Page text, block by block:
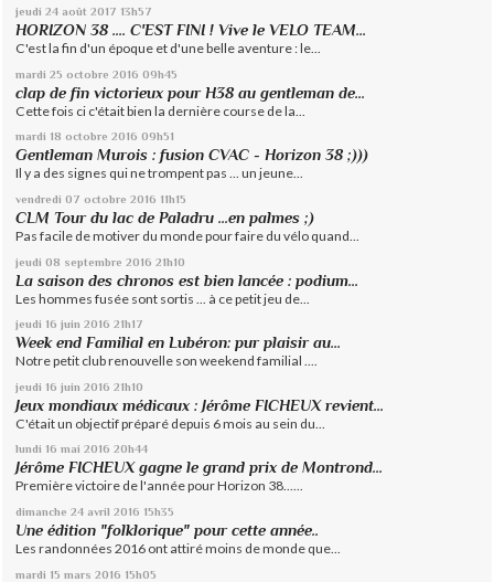
jeudi 24 août 2017 13h57
HORIZON 38 .... C'EST FINI ! Vive le VELO TEAM...
C'est la fin d'un époque et d'une belle aventure : le...
mardi 25 octobre 2016 09h45
clap de fin victorieux pour H38 au gentleman de...
Cette fois ci c'était bien la dernière course de la...
mardi 18 octobre 2016 09h51
Gentleman Murois : fusion CVAC - Horizon 38 ;)))
Il y a des signes qui ne trompent pas ... un jeune...
vendredi 07 octobre 2016 11h15
CLM Tour du lac de Paladru ...en palmes ;)
Pas facile de motiver du monde pour faire du vélo quand...
jeudi 08 septembre 2016 21h10
La saison des chronos est bien lancée : podium...
Les hommes fusée sont sortis ... à ce petit jeu de...
jeudi 16 juin 2016 21h17
Week end Familial en Lubéron: pur plaisir au...
Notre petit club renouvelle son weekend familial ....
jeudi 16 juin 2016 21h10
Jeux mondiaux médicaux : Jérôme FICHEUX revient...
C'était un objectif préparé depuis 6 mois au sein du...
lundi 16 mai 2016 20h44
Jérôme FICHEUX gagne le grand prix de Montrond...
Première victoire de l'année pour Horizon 38......
dimanche 24 avril 2016 15h35
Une édition "folklorique" pour cette année..
Les randonnées 2016 ont attiré moins de monde que...
mardi 15 mars 2016 15h05